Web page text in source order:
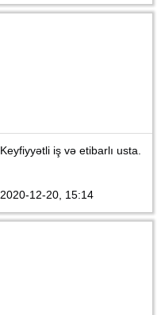
Keyfiyyətli iş və etibarlı usta.
2020-12-20, 15:14